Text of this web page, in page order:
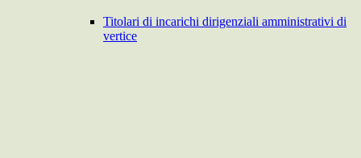
Titolari di incarichi dirigenziali amministrativi di
vertice